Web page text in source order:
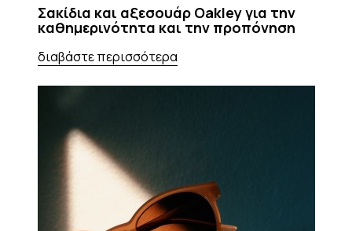
Σακίδια και αξεσουάρ Oakley για την
καθημερινότητα και την προπόνηση
διαβάστε περισσότερα